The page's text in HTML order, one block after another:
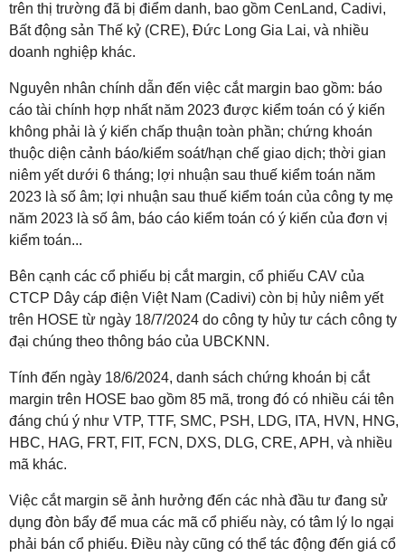
trên thị trường đã bị điểm danh, bao gồm CenLand, Cadivi,
Bất động sản Thế kỷ (CRE), Đức Long Gia Lai, và nhiều
doanh nghiệp khác.
Nguyên nhân chính dẫn đến việc cắt margin bao gồm: báo
cáo tài chính hợp nhất năm 2023 được kiểm toán có ý kiến
không phải là ý kiến chấp thuận toàn phần; chứng khoán
thuộc diện cảnh báo/kiểm soát/hạn chế giao dịch; thời gian
niêm yết dưới 6 tháng; lợi nhuận sau thuế kiểm toán năm
2023 là số âm; lợi nhuận sau thuế kiểm toán của công ty mẹ
năm 2023 là số âm, báo cáo kiểm toán có ý kiến của đơn vị
kiểm toán...
Bên cạnh các cổ phiếu bị cắt margin, cổ phiếu CAV của
CTCP Dây cáp điện Việt Nam (Cadivi) còn bị hủy niêm yết
trên HOSE từ ngày 18/7/2024 do công ty hủy tư cách công ty
đại chúng theo thông báo của UBCKNN.
Tính đến ngày 18/6/2024, danh sách chứng khoán bị cắt
margin trên HOSE bao gồm 85 mã, trong đó có nhiều cái tên
đáng chú ý như VTP, TTF, SMC, PSH, LDG, ITA, HVN, HNG,
HBC, HAG, FRT, FIT, FCN, DXS, DLG, CRE, APH, và nhiều
mã khác.
Việc cắt margin sẽ ảnh hưởng đến các nhà đầu tư đang sử
dụng đòn bẩy để mua các mã cổ phiếu này, có tâm lý lo ngại
phải bán cổ phiếu. Điều này cũng có thể tác động đến giá cổ